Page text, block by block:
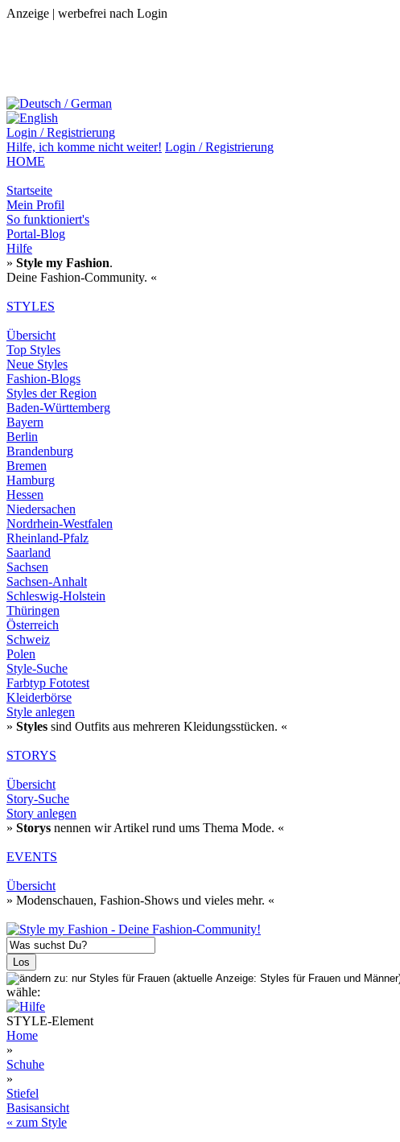
Anzeige | werbefrei nach Login
Login / Registrierung
Hilfe, ich komme nicht weiter! Login / Registrierung
HOME
Startseite
Mein Profil
So funktioniert's
Portal-Blog
Hilfe
» Style my Fashion.
Deine Fashion-Community. «
STYLES
Übersicht
Top Styles
Neue Styles
Fashion-Blogs
Styles der Region
Baden-Württemberg
Bayern
Berlin
Brandenburg
Bremen
Hamburg
Hessen
Niedersachen
Nordrhein-Westfalen
Rheinland-Pfalz
Saarland
Sachsen
Sachsen-Anhalt
Schleswig-Holstein
Thüringen
Österreich
Schweiz
Polen
Style-Suche
Farbtyp Fototest
Kleiderbörse
Style anlegen
» Styles sind Outfits aus mehreren Kleidungsstücken. «
STORYS
Übersicht
Story-Suche
Story anlegen
» Storys nennen wir Artikel rund ums Thema Mode. «
EVENTS
Übersicht
» Modenschauen, Fashion-Shows und vieles mehr. «
wähle:
STYLE-Element
Home
»
Schuhe
»
Stiefel
Basisansicht
« zum Style